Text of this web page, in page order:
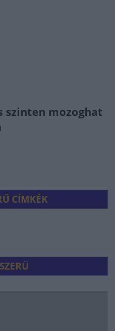
szinten mozoghat
CÍMKÉK